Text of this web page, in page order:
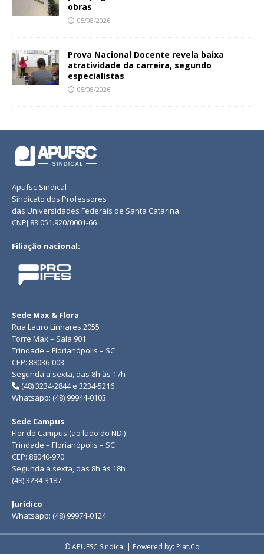
obras
05/08/2026
Prova Nacional Docente revela baixa
atratividade da carreira, segundo
especialistas
05/08/2026
Apufsc-Sindical
Sindicato dos Professores
das Universidades Federais de Santa Catarina
CNPJ 83.051.920/0001-66
Filiação nacional:
Sede Max & Flora
Rua Lauro Linhares 2055
Torre Max – Sala 901
Trindade – Florianópolis – SC
CEP: 88036-003
Segunda a sexta, das 8h às 17h
(48) 3234-2844 e 3234-5216
Whatsapp: (48) 99944-0103
Sede Campus
Flor do Campus (ao lado do NDI)
Trindade – Florianópolis – SC
CEP: 88040-970
Segunda a sexta, das 8h às 18h
(48) 3234-3187
Jurídico
Whatsapp: (48) 99974-0124
© APUFSC Sindical | Powered by: Plat.Co